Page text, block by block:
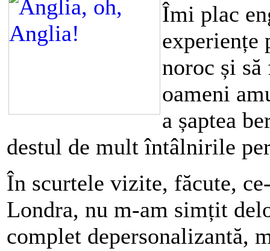
Îmi plac
experiențe
noroc și
oameni
a șaptea
destul de mult întâlnirile
În scurtele vizite, făcute,
Londra, nu m-am simțit
complet depersonalizantă,